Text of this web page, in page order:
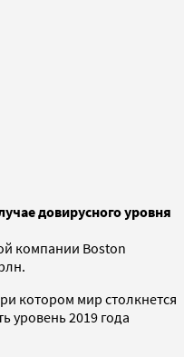
довирусного уровня
компании Boston
котором мир столкнется
уровень 2019 года